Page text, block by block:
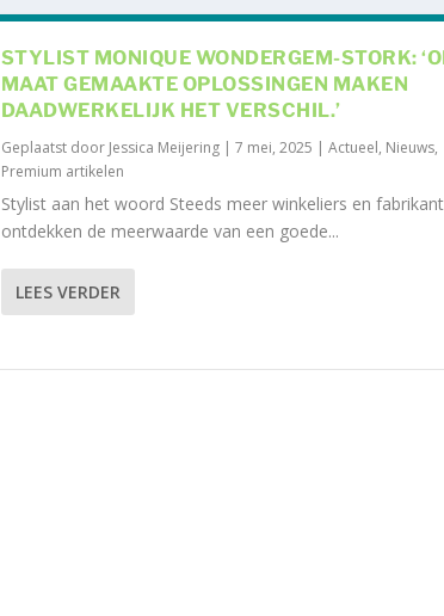
STYLIST MONIQUE WONDERGEM-STORK:
MAAT GEMAAKTE OPLOSSINGEN MAKEN
DAADWERKELIJK HET VERSCHIL.’
Geplaatst door Jessica Meijering| 7 mei, 2025 Actueel, Nieuws,
Premium artikelen
Stylist aan het woord Steeds meer winkeliers en
ontdekken de meerwaarde van een goede...
LEES VERDER